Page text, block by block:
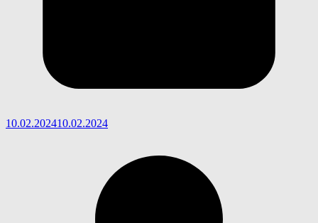
10.02.202410.02.2024